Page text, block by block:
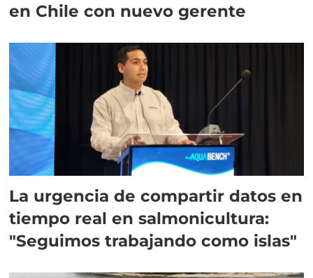
en Chile con nuevo gerente
La urgencia de compartir datos en
tiempo real en salmonicultura:
"Seguimos trabajando como islas"